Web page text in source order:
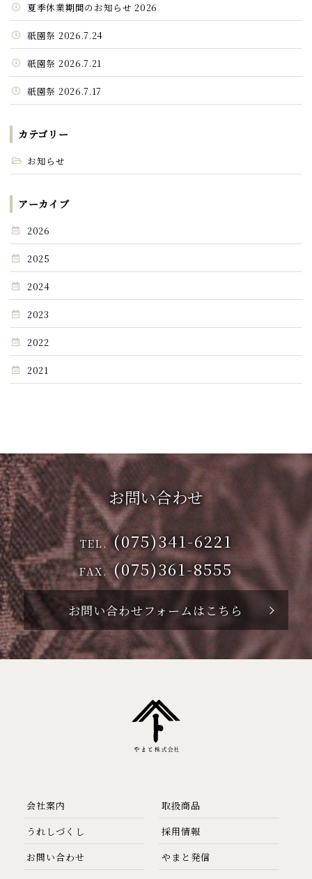
夏季休業期間のお知らせ 2026
祇園祭 2026.7.24
祇園祭 2026.7.21
祇園祭 2026.7.17
カテゴリー
お知らせ
アーカイブ
2026
2025
2024
2023
2022
2021
お問い合わせ
TEL. (075)341-6221
FAX.(075)361-8555
お問い合わせフォームはこちら
会社案内
取扱商品
うれしづくし
採用情報
お問い合わせ
やまと発信